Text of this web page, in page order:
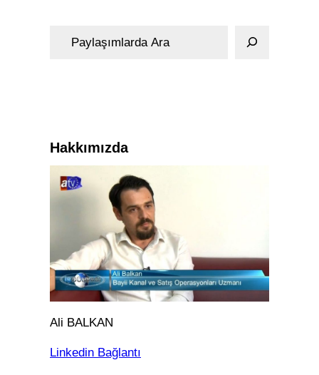
Hakkımızda
Ali BALKAN
Linkedin Bağlantı